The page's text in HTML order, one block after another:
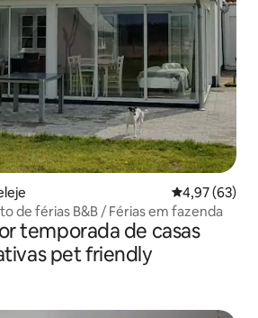
4,97 de uma
4,97 (63)
de férias B&B / Férias em fazenda
temporada de casas
pet friendly